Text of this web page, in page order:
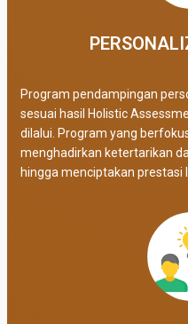
Program pendampingan
sesuai hasil Holistic
dilalui. Program yang
menghadirkan ketertarikan
hingga menciptakan prestasi